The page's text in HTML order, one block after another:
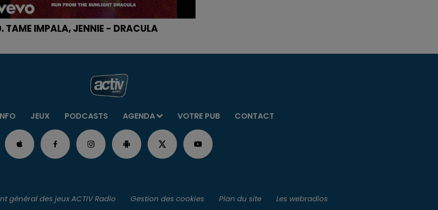
TAME IMPALA, JENNIE - DRACULA
JEUX PODCASTS AGENDA VOTRE PUB CONTACT
général des jeux ACTIV Radio Gestion des cookies Plan du site Les webradios